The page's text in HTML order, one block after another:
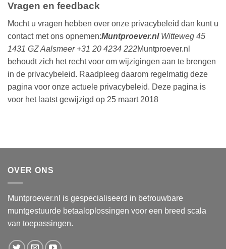
Vragen en feedback
Mocht u vragen hebben over onze privacybeleid dan kunt u
contact met ons opnemen:Muntproever.nl Witteweg 45
1431 GZ Aalsmeer +31 20 4234 222Muntproever.nl
behoudt zich het recht voor om wijzigingen aan te brengen
in de privacybeleid. Raadpleeg daarom regelmatig deze
pagina voor onze actuele privacybeleid. Deze pagina is
voor het laatst gewijzigd op 25 maart 2018
OVER ONS
Muntproever.nl is gespecialiseerd in betrouwbare
muntgestuurde betaaloplossingen voor een breed scala
van toepassingen.